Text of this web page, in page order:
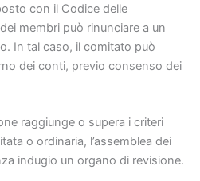
con il Codice delle
membri può rinunciare a un
In tal caso, il comitato può
dei conti, previo consenso dei
raggiunge o supera i criteri
o ordinaria, l’assemblea dei
indugio un organo di revisione.